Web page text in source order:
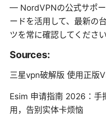
— NordVPNの公式サポ
ードを活用して、最新の
ツを常に確認してください
Sources:
三星vpn破解版 使用正版
Esim 申请指南 2026：手
用，告别实体卡烦恼